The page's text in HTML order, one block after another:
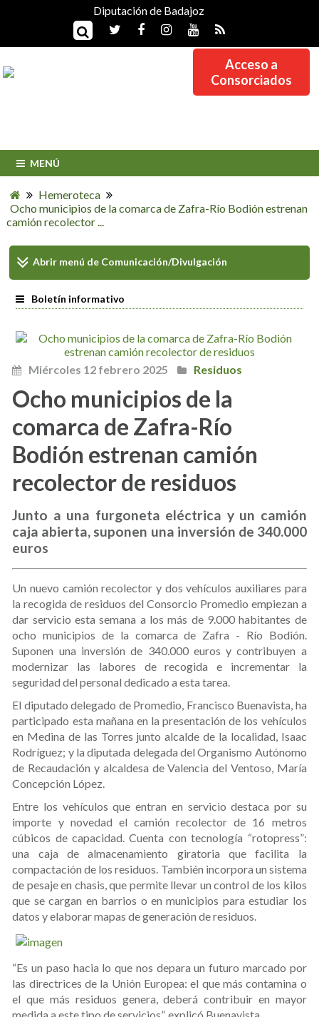
Diputación de Badajoz
Acceso a
Consorciados
MENÚ
Hemeroteca
Ocho municipios de la comarca de Zafra-Río Bodión estrenan
camión recolector ...
Miércoles 12 febrero 2025 Residuos
Ocho municipios de la
comarca de Zafra-Río
Bodión estrenan camión
recolector de residuos
Junto a una furgoneta eléctrica y un camión
caja abierta, suponen una inversión de 340.000
euros
Un nuevo camión recolector y dos vehículos auxiliares para
la recogida de residuos del Consorcio Promedio empiezan a
dar servicio esta semana a los más de 9.000 habitantes de
ocho municipios de la comarca de Zafra - Río Bodión.
Suponen una inversión de 340.000 euros y contribuyen a
modernizar las labores de recogida e incrementar la
seguridad del personal dedicado a esta tarea.
El diputado delegado de Promedio, Francisco Buenavista, ha
participado esta mañana en la presentación de los vehículos
en Medina de las Torres junto alcalde de la localidad, Isaac
Rodríguez; y la diputada delegada del Organismo Autónomo
de Recaudación y alcaldesa de Valencia del Ventoso, María
Concepción López.
Entre los vehículos que entran en servicio destaca por su
importe y novedad el camión recolector de 16 metros
cúbicos de capacidad. Cuenta con tecnología “rotopress”:
una caja de almacenamiento giratoria que facilita la
compactación de los residuos. También incorpora un sistema
de pesaje en chasis, que permite llevar un control de los kilos
que se cargan en barrios o en municipios para estudiar los
datos y elaborar mapas de generación de residuos.
“Es un paso hacia lo que nos depara un futuro marcado por
las directrices de la Unión Europea: el que más contamina o
el que más residuos genera, deberá contribuir en mayor
Abrir menú de Comunicación/Divulgación
Boletín informativo